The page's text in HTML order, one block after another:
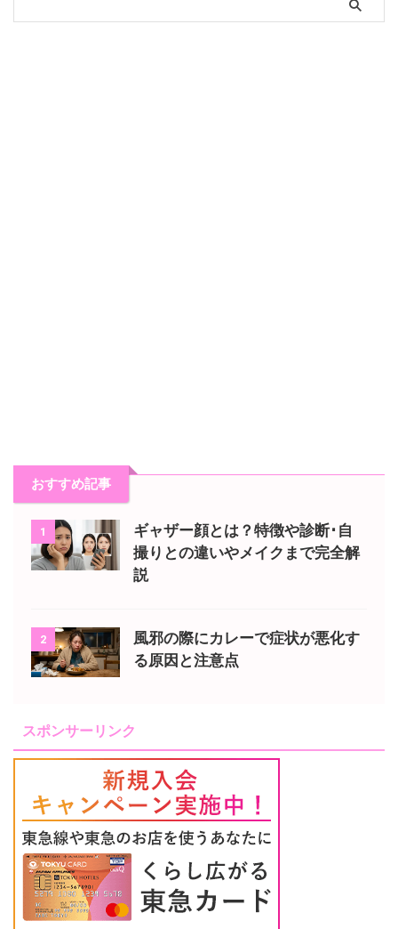
おすすめ記事
1
ギャザー顔とは？特徴や診断･自
撮りとの違いやメイクまで完全解
説
2
風邪の際にカレーで症状が悪化す
る原因と注意点
スポンサーリンク